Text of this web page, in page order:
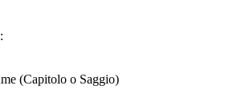
(Capitolo o Saggio)